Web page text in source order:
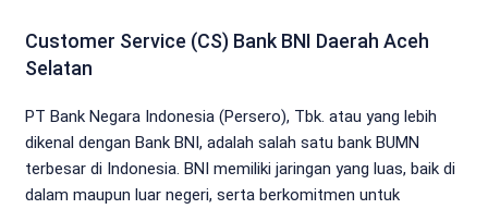
Customer Service (CS) Bank BNI Daerah Aceh
Selatan
PT Bank Negara Indonesia (Persero), Tbk. atau yang lebih
dikenal dengan Bank BNI, adalah salah satu bank BUMN
terbesar di Indonesia. BNI memiliki jaringan yang luas, baik di
dalam maupun luar negeri, serta berkomitmen untuk